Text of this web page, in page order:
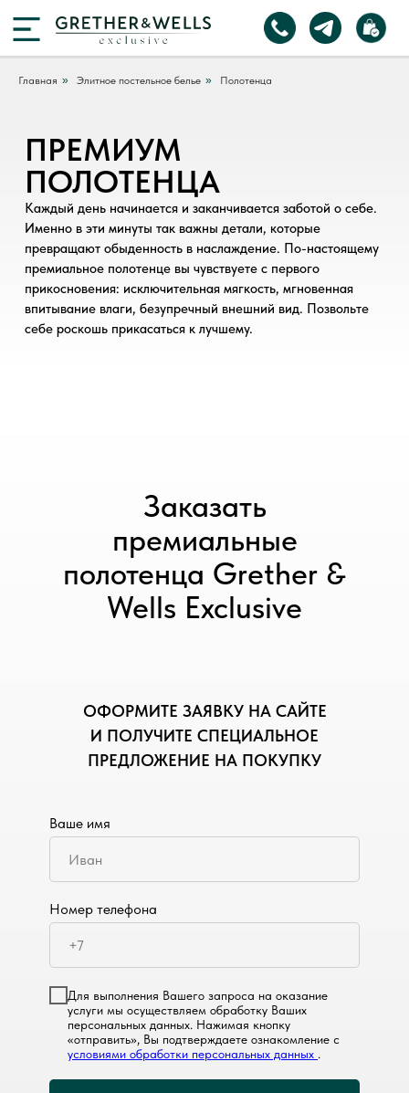
Главная » Элитное постельное белье » Полотенца
ПРЕМИУМ
ПОЛОТЕНЦА
Каждый день начинается и заканчивается заботой о себе.
Именно в эти минуты так важны детали, которые
превращают обыденность в наслаждение. По-настоящему
премиальное полотенце вы чувствуете с первого
прикосновения: исключительная мягкость, мгновенная
впитывание влаги, безупречный внешний вид. Позвольте
себе роскошь прикасаться к лучшему.
Заказать
премиальные
полотенца Grether &
Wells Exclusive
Ваше имя
Номер телефона
Для выполнения Вашего запроса на оказание
услуги мы осуществляем обработку Ваших
персональных данных. Нажимая кнопку
«отправить», Вы подтверждаете ознакомление с
условиями обработки персональных данных .
ОФОРМИТЕ ЗАЯВКУ НА САЙТЕ
И ПОЛУЧИТЕ СПЕЦИАЛЬНОЕ
ПРЕДЛОЖЕНИЕ НА ПОКУПКУ